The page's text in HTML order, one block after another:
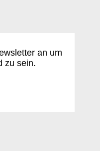
an um
zu sein.